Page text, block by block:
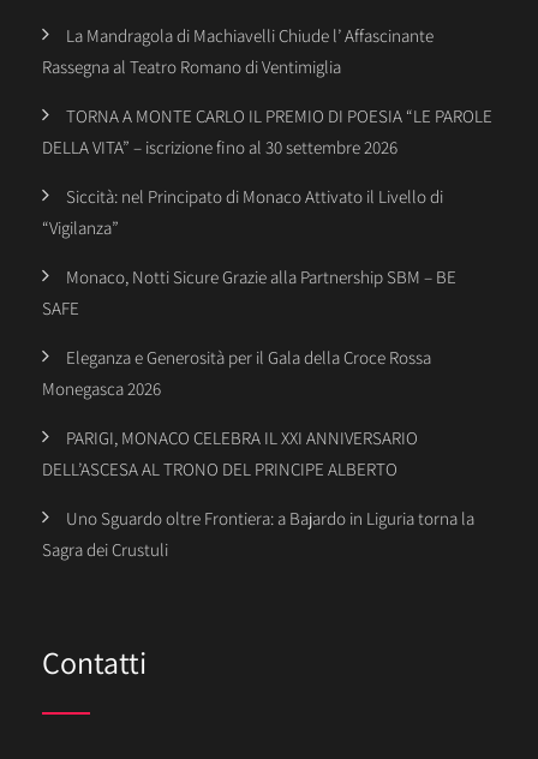
La Mandragola di Machiavelli Chiude l’ Affascinante
Rassegna al Teatro Romano di Ventimiglia
TORNA A MONTE CARLO IL PREMIO DI POESIA “LE PAROLE
DELLA VITA” – iscrizione fino al 30 settembre 2026
Siccità: nel Principato di Monaco Attivato il Livello di
“Vigilanza”
Monaco, Notti Sicure Grazie alla Partnership SBM – BE
SAFE
Eleganza e Generosità per il Gala della Croce Rossa
Monegasca 2026
PARIGI, MONACO CELEBRA IL XXI ANNIVERSARIO
DELL’ASCESA AL TRONO DEL PRINCIPE ALBERTO
Uno Sguardo oltre Frontiera: a Bajardo in Liguria torna la
Sagra dei Crustuli
Contatti